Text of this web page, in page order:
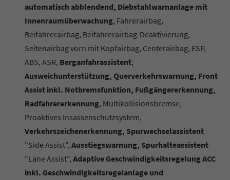
automatisch abblendend, Diebstahlwarnanlage mit
Innenraumüberwachung, Fahrerairbag,
Beifahrerairbag, Beifahrerairbag-Deaktivierung,
Seitenairbag vorn mit Kopfairbag, Centerairbag, ESP,
ABS, ASR, Berganfahrassistent,
Ausweichunterstützung, Querverkehrswarnung, Front
Assist inkl. Notbremsfunktion, Fußgängererkennung,
Radfahrererkennung, Multikollisionsbremse,
Proaktives Insassenschutzsystem,
Verkehrszeichenerkennung, Spurwechselassistent
"Side Assist", Ausstiegswarnung, Spurhalteassistent
"Lane Assist", Adaptive Geschwindigkeitsregelung ACC
inkl. Geschwindigkeitsregelanlage und